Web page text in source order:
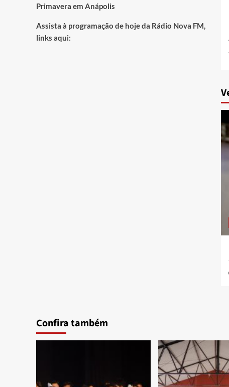
Primavera em Anápolis
Assista à programação de hoje da Rádio Nova FM,
links aqui:
Confira também